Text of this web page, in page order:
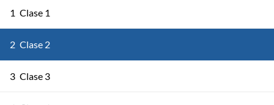
1 Clase 1
2 Clase 2
3 Clase 3